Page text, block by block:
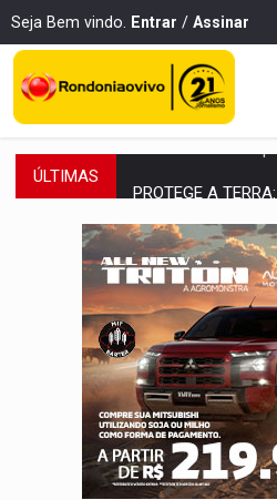
Seja Bem vindo. Entrar / Assinar
ÚLTIMAS
VÍDEO:Motociclista
PARECE UM
GIGANTE DA
INDEPENDÊNCIA:10
VARCENA:Cientistas
BARGANHA:Vai